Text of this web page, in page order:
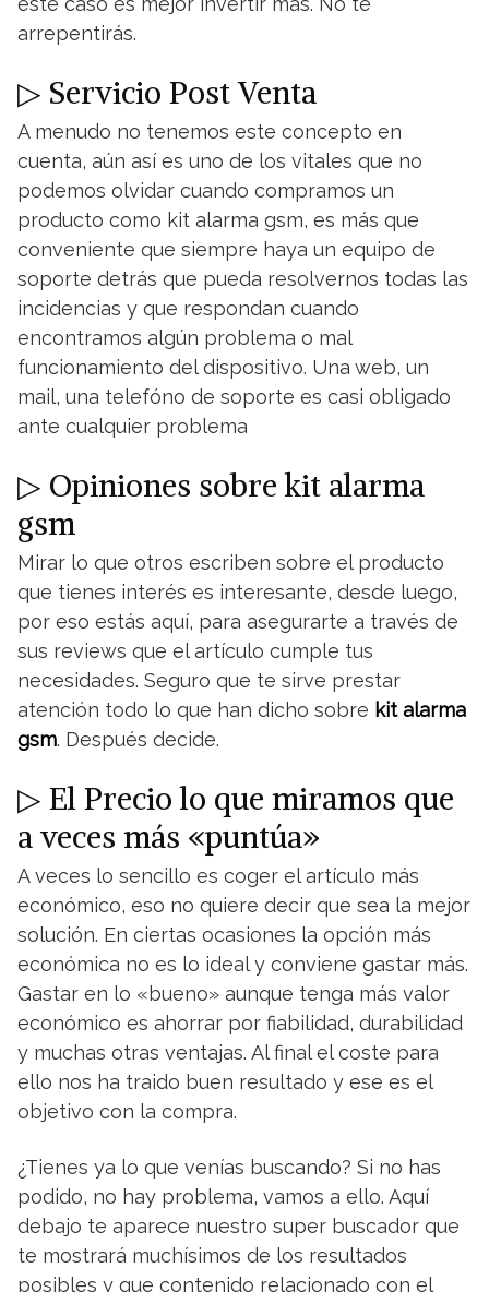
arrepentirás.
▷ Servicio Post Venta
A menudo no tenemos este concepto en
cuenta, aún así es uno de los vitales que no
podemos olvidar cuando compramos un
producto como kit alarma gsm, es más que
conveniente que siempre haya un equipo de
soporte detrás que pueda resolvernos todas las
incidencias y que respondan cuando
encontramos algún problema o mal
funcionamiento del dispositivo. Una web, un
mail, una telefóno de soporte es casi obligado
ante cualquier problema
▷ Opiniones sobre kit alarma
gsm
Mirar lo que otros escriben sobre el producto
que tienes interés es interesante, desde luego,
por eso estás aquí, para asegurarte a través de
sus reviews que el artículo cumple tus
necesidades. Seguro que te sirve prestar
atención todo lo que han dicho sobre kit alarma
gsm. Después decide.
▷ El Precio lo que miramos que
a veces más «puntúa»
A veces lo sencillo es coger el artículo más
económico, eso no quiere decir que sea la mejor
solución. En ciertas ocasiones la opción más
económica no es lo ideal y conviene gastar más.
Gastar en lo «bueno» aunque tenga más valor
económico es ahorrar por fiabilidad, durabilidad
y muchas otras ventajas. Al final el coste para
ello nos ha traido buen resultado y ese es el
objetivo con la compra.
¿Tienes ya lo que venías buscando? Si no has
podido, no hay problema, vamos a ello. Aquí
debajo te aparece nuestro super buscador que
te mostrará muchísimos de los resultados
posibles y que contenido relacionado con el